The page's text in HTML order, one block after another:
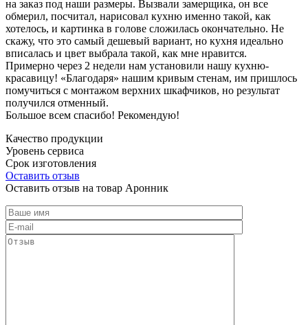
на заказ под наши размеры. Вызвали замерщика, он все
обмерил, посчитал, нарисовал кухню именно такой, как
хотелось, и картинка в голове сложилась окончательно. Не
скажу, что это самый дешевый вариант, но кухня идеально
вписалась и цвет выбрала такой, как мне нравится.
Примерно через 2 недели нам установили нашу кухню-
красавицу! «Благодаря» нашим кривым стенам, им пришлось
помучиться с монтажом верхних шкафчиков, но результат
получился отменный.
Большое всем спасибо! Рекомендую!
Качество продукции
Уровень сервиса
Срок изготовления
Оставить отзыв
Оставить отзыв на товар Аронник